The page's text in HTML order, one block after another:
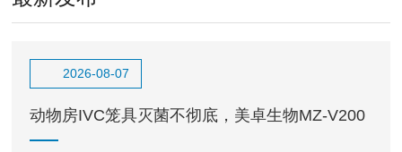
2026-08-07
动物房IVC笼具灭菌不彻底，美卓生物MZ-V200
汽化过氧化